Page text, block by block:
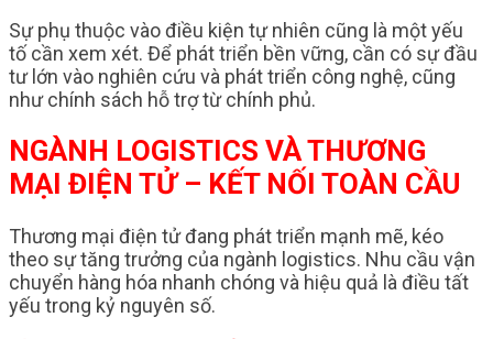
Sự phụ thuộc vào điều kiện tự nhiên cũng là một yếu
tố cần xem xét. Để phát triển bền vững, cần có sự đầu
tư lớn vào nghiên cứu và phát triển công nghệ, cũng
như chính sách hỗ trợ từ chính phủ.
NGÀNH LOGISTICS VÀ THƯƠNG
MẠI ĐIỆN TỬ – KẾT NỐI TOÀN CẦU
Thương mại điện tử đang phát triển mạnh mẽ, kéo
theo sự tăng trưởng của ngành logistics. Nhu cầu vận
chuyển hàng hóa nhanh chóng và hiệu quả là điều tất
yếu trong kỷ nguyên số.